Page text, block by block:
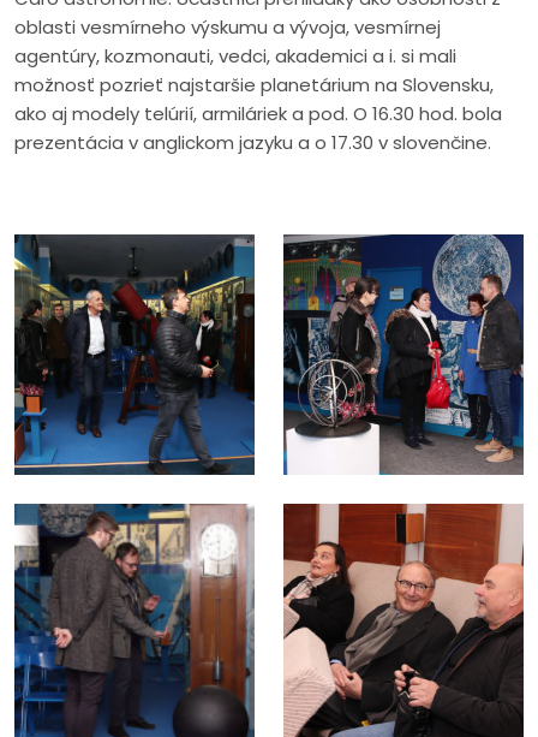
oblasti vesmírneho výskumu a vývoja, vesmírnej
agentúry, kozmonauti, vedci, akademici a i. si mali
možnosť pozrieť najstaršie planetárium na Slovensku,
ako aj modely telúrií, armiláriek a pod. O 16.30 hod. bola
prezentácia v anglickom jazyku a o 17.30 v slovenčine.